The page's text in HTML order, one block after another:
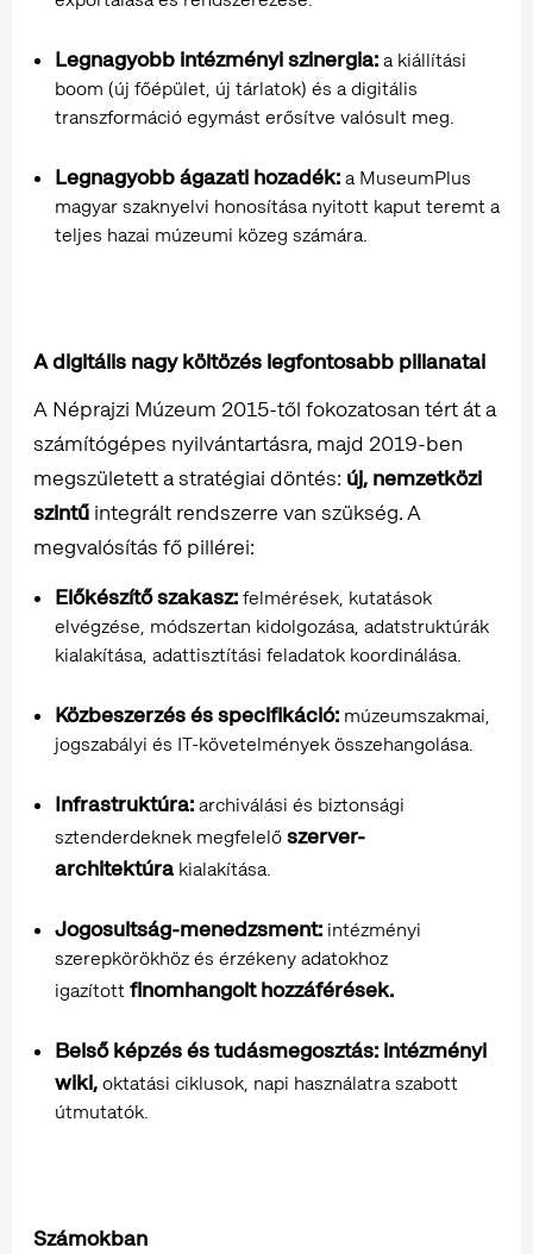
Legnagyobb intézményi szinergia:a kiállítási
boom (új főépület, új tárlatok) és a digitális
transzformáció egymást erősítve valósult meg.
Legnagyobb ágazati hozadék:a MuseumPlus
magyar szaknyelvi honosítása nyitott kaput teremt a
teljes hazai múzeumi közeg számára.
A digitális nagy költözés legfontosabb pillanatai
A Néprajzi Múzeum 2015-től fokozatosan tért át a
számítógépes nyilvántartásra, majd 2019-ben
megszületett a stratégiai döntés: új, nemzetközi
szintű integrált rendszerre van szükség. A
megvalósítás fő pillérei:
Előkészítő szakasz:felmérések, kutatások
elvégzése, módszertan kidolgozása, adatstruktúrák
kialakítása, adattisztítási feladatok koordinálása.
Közbeszerzés és specifikáció:múzeumszakmai,
jogszabályi és IT-követelmények összehangolása.
Infrastruktúra:archiválási és biztonsági
sztenderdeknek megfelelőszerver-
architektúrakialakítása.
Jogosultság-menedzsment:intézményi
szerepkörökhöz és érzékeny adatokhoz
igazítottfinomhangolt hozzáférések.
Belső képzés és tudásmegosztás: intézményi
wiki,oktatási ciklusok, napi használatra szabott
útmutatók.
Számokban